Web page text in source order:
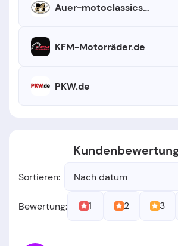
Auer-motoclassics.de
KFM-Motorräder.de
PKW.de
Sortieren: Nach datum
Bewertung: 1 2 3